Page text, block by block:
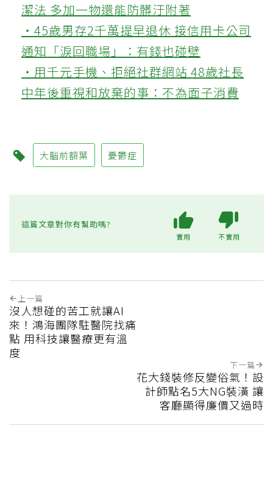
潔法 多加一物還能防髒汙附著
‧45歲男存2千萬提早退休 接信用卡公司
通知「淚回職場」：有錢也碰壁
‧用千元手機、拒絕社群網站 48歲社長
中年後重視和放棄的事：不為面子消費
大腦前額葉 憂鬱症
這篇文章對你有幫助嗎?
實用 不實用
上一篇
沒人想碰的苦工就讓AI
來！鴻海團隊駐醫院找痛
點 用科技讓醫療更有溫
度
下一篇
花大錢裝修反變俗氣！設
計師點名5大NG裝潢 讓
客廳顯得廉價又過時